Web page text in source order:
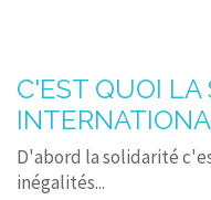
C'EST QUOI LA
D'abord la solidarité
inégalités...